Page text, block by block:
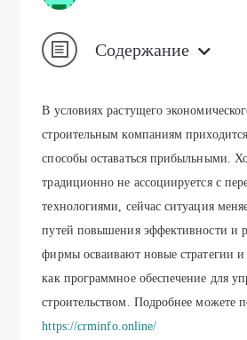
Содержание
В условиях растущего
строительным компаниям
способы оставаться прибыльными.
традиционно не ассоциируется с
технологиями, сейчас ситуация
путей повышения эффективности и
фирмы осваивают новые стратегии и
как программное обеспечение для
строительством. Подробнее можете
https://crminfo.online/